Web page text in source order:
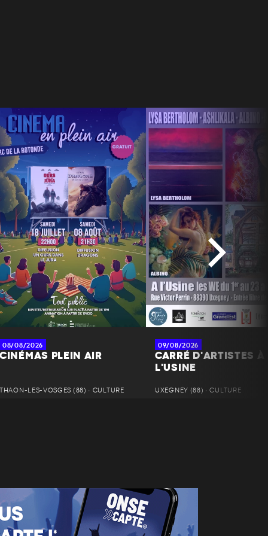
08/08/2026
CINÉMAS PLEIN AIR
THAON-LES-VOSGES (88) • CULTURE
09/08/2026
CARRÉ D'ARTISTES À
L'USINE
UXEGNEY (88) • CULTURE